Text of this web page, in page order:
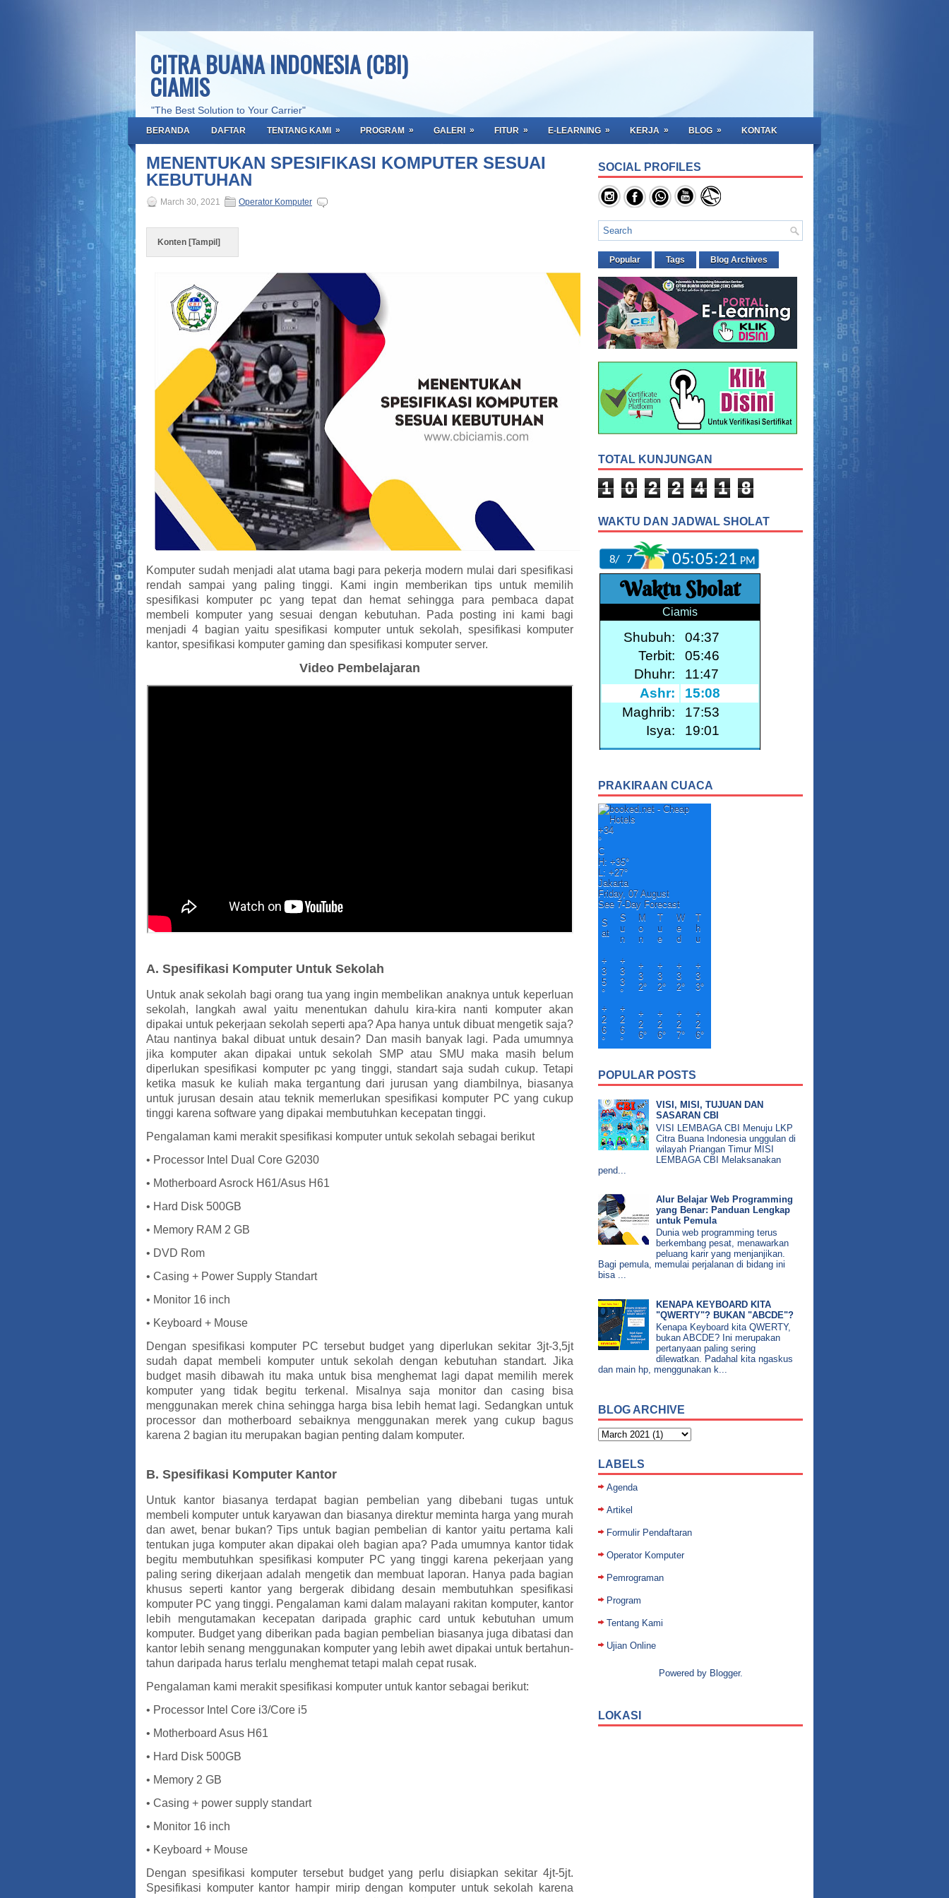
CITRA BUANA INDONESIA (CBI)
CIAMIS
"The Best Solution to Your Carrier"
BERANDA DAFTAR TENTANG KAMI » PROGRAM » GALERI » FITUR » E-LEARNING » KERJA » BLOG » KONTAK
MENENTUKAN SPESIFIKASI KOMPUTER SESUAI
KEBUTUHAN
March 30, 2021 Operator Komputer
Konten [Tampil ]
Komputer sudah menjadi alat utama bagi para pekerja modern mulai dari spesifikasi
rendah sampai yang paling tinggi. Kami ingin memberikan tips untuk memilih
spesifikasi komputer pc yang tepat dan hemat sehingga para pembaca dapat
membeli komputer yang sesuai dengan kebutuhan. Pada posting ini kami bagi
menjadi 4 bagian yaitu spesifikasi komputer untuk sekolah, spesifikasi komputer
kantor, spesifikasi komputer gaming dan spesifikasi komputer server.
Video Pembelajaran
A. Spesifikasi Komputer Untuk Sekolah
Untuk anak sekolah bagi orang tua yang ingin membelikan anaknya untuk keperluan
sekolah, langkah awal yaitu menentukan dahulu kira-kira nanti komputer akan
dipakai untuk pekerjaan sekolah seperti apa? Apa hanya untuk dibuat mengetik saja?
Atau nantinya bakal dibuat untuk desain? Dan masih banyak lagi. Pada umumnya
jika komputer akan dipakai untuk sekolah SMP atau SMU maka masih belum
diperlukan spesifikasi komputer pc yang tinggi, standart saja sudah cukup. Tetapi
ketika masuk ke kuliah maka tergantung dari jurusan yang diambilnya, biasanya
untuk jurusan desain atau teknik memerlukan spesifikasi komputer PC yang cukup
tinggi karena software yang dipakai membutuhkan kecepatan tinggi.
Pengalaman kami merakit spesifikasi komputer untuk sekolah sebagai berikut
• Processor Intel Dual Core G2030
• Motherboard Asrock H61/Asus H61
• Hard Disk 500GB
• Memory RAM 2 GB
• DVD Rom
• Casing + Power Supply Standart
• Monitor 16 inch
• Keyboard + Mouse
Dengan spesifikasi komputer PC tersebut budget yang diperlukan sekitar 3jt-3,5jt
sudah dapat membeli komputer untuk sekolah dengan kebutuhan standart. Jika
budget masih dibawah itu maka untuk bisa menghemat lagi dapat memilih merek
komputer yang tidak begitu terkenal. Misalnya saja monitor dan casing bisa
menggunakan merek china sehingga harga bisa lebih hemat lagi. Sedangkan untuk
processor dan motherboard sebaiknya menggunakan merek yang cukup bagus
karena 2 bagian itu merupakan bagian penting dalam komputer.
B. Spesifikasi Komputer Kantor
Untuk kantor biasanya terdapat bagian pembelian yang dibebani tugas untuk
membeli komputer untuk karyawan dan biasanya direktur meminta harga yang murah
dan awet, benar bukan? Tips untuk bagian pembelian di kantor yaitu pertama kali
tentukan juga komputer akan dipakai oleh bagian apa? Pada umumnya kantor tidak
begitu membutuhkan spesifikasi komputer PC yang tinggi karena pekerjaan yang
paling sering dikerjaan adalah mengetik dan membuat laporan. Hanya pada bagian
khusus seperti kantor yang bergerak dibidang desain membutuhkan spesifikasi
komputer PC yang tinggi. Pengalaman kami dalam malayani rakitan komputer, kantor
lebih mengutamakan kecepatan daripada graphic card untuk kebutuhan umum
komputer. Budget yang diberikan pada bagian pembelian biasanya juga dibatasi dan
kantor lebih senang menggunakan komputer yang lebih awet dipakai untuk bertahun-
tahun daripada harus terlalu menghemat tetapi malah cepat rusak.
Pengalaman kami merakit spesifikasi komputer untuk kantor sebagai berikut:
• Processor Intel Core i3/Core i5
• Motherboard Asus H61
• Hard Disk 500GB
• Memory 2 GB
• Casing + power supply standart
• Monitor 16 inch
• Keyboard + Mouse
Dengan spesifikasi komputer tersebut budget yang perlu disiapkan sekitar 4jt-5jt.
Spesifikasi komputer kantor hampir mirip dengan komputer untuk sekolah karena
SOCIAL PROFILES
Popular Tags Blog Archives
TOTAL KUNJUNGAN
1 0 2 2 4 1 8
WAKTU DAN JADWAL SHOLAT
PRAKIRAAN CUACA
+34
°
C
H: +35°
L: +27°
Jakarta
Friday, 07 August
See 7-Day Forecast
S
at
S
u
n
M
o
n
T
u
e
W
e
d
T
h
u
+
3
5
°
+
3
3
°
+
3
2°
+
3
2°
+
3
2°
+
3
3°
+
2
6
°
+
2
6
°
+
2
6°
+
2
6°
+
2
7°
+
2
6°
POPULAR POSTS
VISI, MISI, TUJUAN DAN
SASARAN CBI
VISI LEMBAGA CBI Menuju LKP
Citra Buana Indonesia unggulan di
wilayah Priangan Timur MISI
LEMBAGA CBI Melaksanakan
pend...
Alur Belajar Web Programming
yang Benar: Panduan Lengkap
untuk Pemula
Dunia web programming terus
berkembang pesat, menawarkan
peluang karir yang menjanjikan.
Bagi pemula, memulai perjalanan di bidang ini
bisa ...
KENAPA KEYBOARD KITA
"QWERTY"? BUKAN "ABCDE"?
Kenapa Keyboard kita QWERTY,
bukan ABCDE? Ini merupakan
pertanyaan paling sering
dilewatkan. Padahal kita ngaskus
dan main hp, menggunakan k...
BLOG ARCHIVE
LABELS
Agenda
Artikel
Formulir Pendaftaran
Operator Komputer
Pemrograman
Program
Tentang Kami
Ujian Online
Powered by Blogger.
LOKASI